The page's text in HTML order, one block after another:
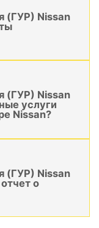
(ГУР) Nissan
(ГУР) Nissan
услуги
Nissan?
(ГУР) Nissan
о